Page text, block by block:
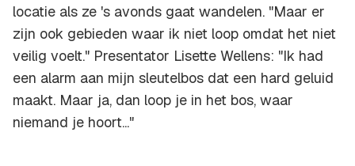
locatie als ze 's avonds gaat wandelen. "Maar er
zijn ook gebieden waar ik niet loop omdat het niet
veilig voelt." Presentator Lisette Wellens: "Ik had
een alarm aan mijn sleutelbos dat een hard geluid
maakt. Maar ja, dan loop je in het bos, waar
niemand je hoort..."